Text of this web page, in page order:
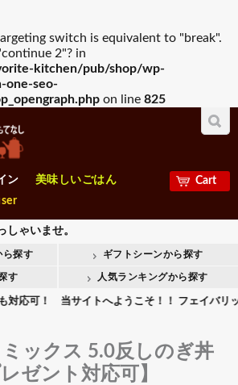
switch is equivalent to "break".
2"? in
kitchen/pub/shop/wp-
one-seo-
on line 825
ン
美味しいごはん
しゃいませ。
Cart
ら探す ギフトシーンから探す
す 人気ランキングから探す
！ 当サイトへようこそ！！ フェイバリッ
ックス 5.0反しのぎ丼
ゼント対応可】